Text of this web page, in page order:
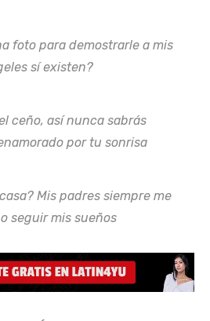
foto para demostrarle a mis
sí existen?
ceño, así nunca sabrás
por tu sonrisa
Mis padres siempre me
seguir mis sueños